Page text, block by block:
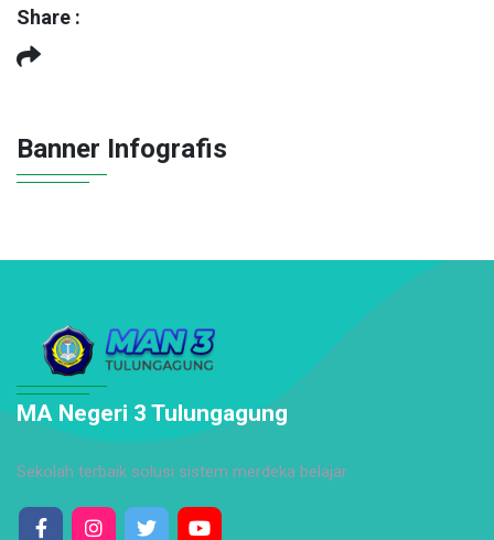
Share :
Banner Infografis
MA Negeri 3 Tulungagung
Sekolah terbaik solusi sistem merdeka belajar